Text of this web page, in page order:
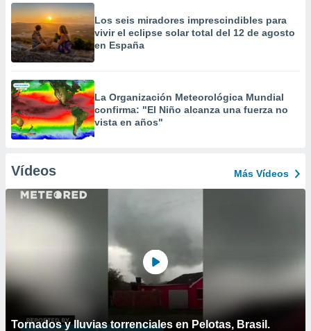
Los seis miradores imprescindibles para
vivir el eclipse solar total del 12 de agosto
en España
La Organización Meteorológica Mundial
confirma: "El Niño alcanza una fuerza no
vista en años"
Vídeos Más Vídeos
Tornados y lluvias torrenciales en Pelotas, Brasil.